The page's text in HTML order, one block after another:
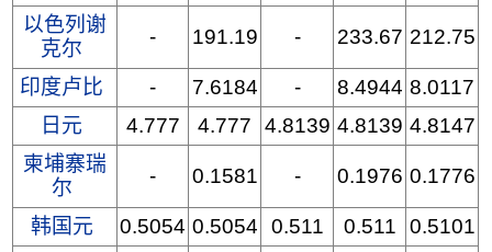
以色列谢
克尔
- 191.19 - 233.67 212.75
印度卢比 - 7.6184 - 8.4944 8.0117
日元
4.777 4.777 4.8139 4.8139 4.8147
柬埔寨瑞
尔
- 0.1581 - 0.1976 0.1776
韩国元 0.5054 0.5054 0.511 0.511
0.5101